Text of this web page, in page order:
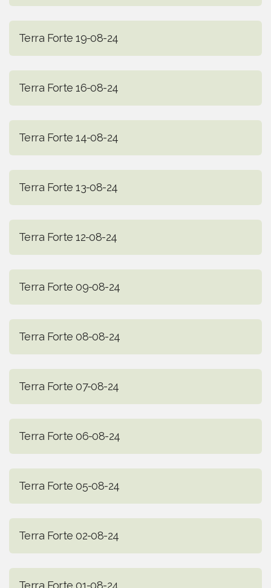
Terra Forte 19-08-24
Terra Forte 16-08-24
Terra Forte 14-08-24
Terra Forte 13-08-24
Terra Forte 12-08-24
Terra Forte 09-08-24
Terra Forte 08-08-24
Terra Forte 07-08-24
Terra Forte 06-08-24
Terra Forte 05-08-24
Terra Forte 02-08-24